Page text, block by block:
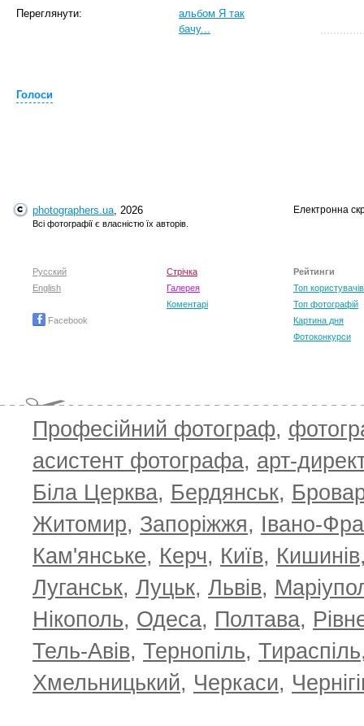
Переглянути:
альбом Я так
бачу...
Голоси
photographers.ua, 2026
Всі фотографії є власністю їх авторів.
Електронна
Русский
English
Facebook
Стрічка
Галерея
Коментарі
Рейтинги
Топ користувачів
Топ фотографій
Картина дня
Фотоконкурси
Професійний фотограф,
асистент фотографа, арт-
Біла Церква, Бердянськ,
Житомир, Запоріжжя, Івано-
Кам'янське, Керч, Київ, Кишинів
Луганськ, Луцьк, Львів,
Нікополь, Одеса, Полтава,
Тель-Авів, Тернопіль, Тираспіль
Хмельницький, Черкаси,